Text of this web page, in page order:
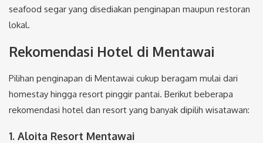
seafood segar yang disediakan penginapan maupun restoran
lokal.
Rekomendasi Hotel di Mentawai
Pilihan penginapan di Mentawai cukup beragam mulai dari
homestay hingga resort pinggir pantai. Berikut beberapa
rekomendasi hotel dan resort yang banyak dipilih wisatawan:
1. Aloita Resort Mentawai